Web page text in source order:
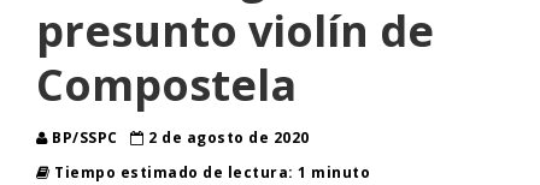
presunto violín de
Compostela
BP/SSPC
2 de agosto de 2020
Tiempo estimado de lectura: 1 minuto